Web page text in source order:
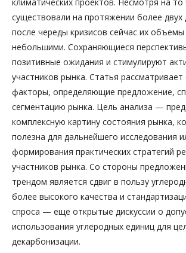
существовали на протяжении более двух
после череды кризисов сейчас их
небольшими. Сохраняющиеся
позитивные ожидания и стимулируют
участников рынка. Статья
факторы, определяющие предложение,
сегментацию рынка. Цель анализа —
комплексную картину состояния рынка,
полезна для дальнейшего исследования
формирования практических стратегий
участников рынка. Со стороны
трендом является сдвиг в пользу
более высокого качества и
спроса — еще открытые дискуссии о
использования углеродных единиц для
декарбонизации.